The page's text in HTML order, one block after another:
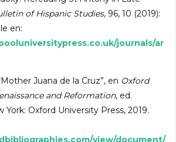
of Hispanic Studies, 96, 10 (2019):
en:
journals/ar
Juana de la Cruz”, en Oxford
and Reformation, ed.
York: Oxford University Press, 2019.
view/document/